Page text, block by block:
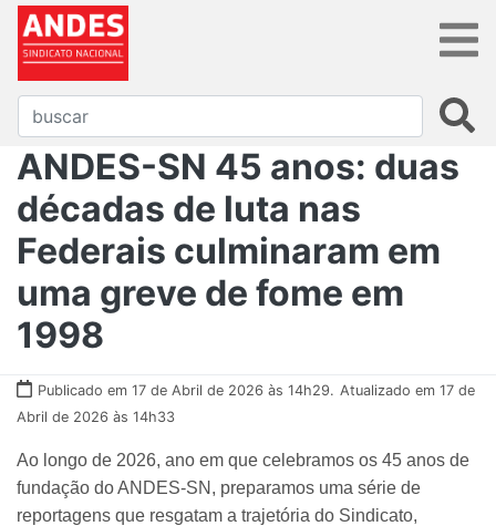
ANDES-SN 45 anos: duas
décadas de luta nas
Federais culminaram em
uma greve de fome em
1998
Publicado em 17 de Abril de 2026 às 14h29. Atualizado em 17 de
Abril de 2026 às 14h33
Ao longo de 2026, ano em que celebramos os 45 anos de
fundação do ANDES-SN, preparamos uma série de
reportagens que resgatam a trajetória do Sindicato,